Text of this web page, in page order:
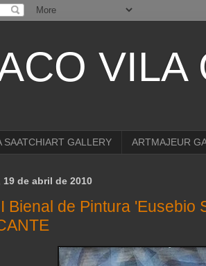
VILA
SAATCHIART GALLERY ARTMAJEUR
19 de abril de 2010
Bienal de Pintura 'Eusebio